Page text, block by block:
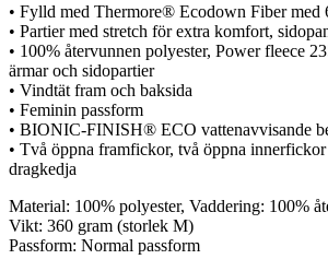
• Fylld med Thermore® Ecodown Fiber
• Partier med stretch för extra komfort,
• 100% återvunnen polyester, Power fleece
ärmar och sidopartier
• Vindtät fram och baksida
• Feminin passform
• BIONIC-FINISH® ECO vattenavvisande
• Två öppna framfickor, två öppna
dragkedja
Material: 100% polyester, Vaddering: 100%
Vikt: 360 gram (storlek M)
Passform: Normal passform